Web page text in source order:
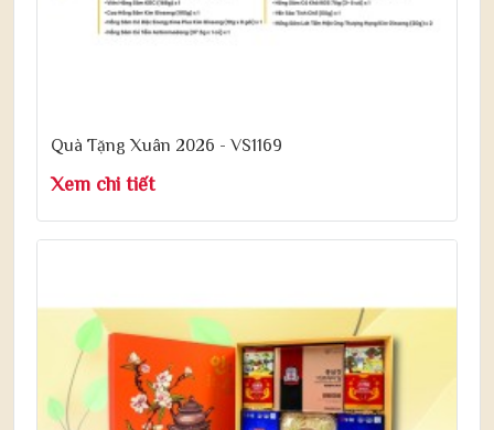
Quà Tặng Xuân 2026 - VS1169
Xem chi tiết